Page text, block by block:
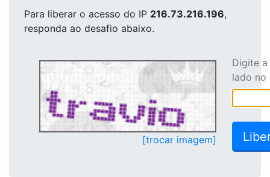
Para liberar o acesso do IP 216.73.216.196,
responda ao desafio abaixo.
[trocar imagem]
Digite
lado no